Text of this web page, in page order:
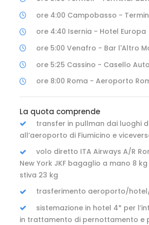
ore 4:00 Campobasso -
ore 4:40 Isernia - Hotel Europa
ore 5:00 Venafro - Bar l'Altro
ore 5:25 Cassino - Casello
ore 8:00 Roma - Aeroporto
La quota comprende
transfer in pullman dai luoghi
all’aeroporto di Fiumicino e
volo diretto ITA Airways A/R
New York JKF bagaglio a mano 8
stiva 23 kg
trasferimento aeroporto/
sistemazione in hotel 4* per
in trattamento di pernottamento e